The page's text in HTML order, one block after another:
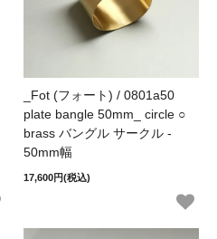
_Fot (フォート) / 0801a50
plate bangle 50mm_ circle ○
brass バングル サークル -
50mm幅
17,600円(税込)